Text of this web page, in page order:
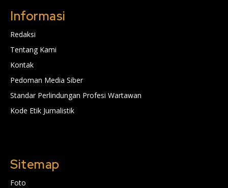
Informasi
Redaksi
Tentang Kami
Kontak
Pedoman Media Siber
Standar Perlindungan Profesi Wartawan
Kode Etik Jurnalistik
Sitemap
Foto